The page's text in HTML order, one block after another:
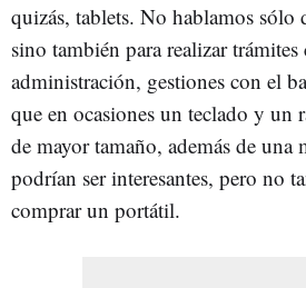
quizás, tablets. No hablamos sólo
sino también para realizar trámites
administración, gestiones con el
que en ocasiones un teclado y un
de mayor tamaño, además de una
podrían ser interesantes, pero no
comprar un portátil.